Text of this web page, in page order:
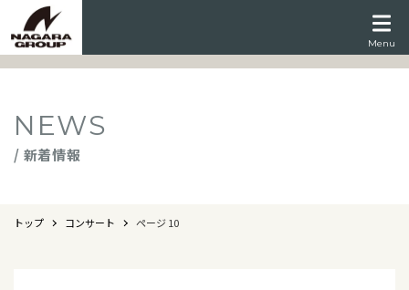
Menu
NEWS
/ 新着情報
トップ コンサート ページ 10